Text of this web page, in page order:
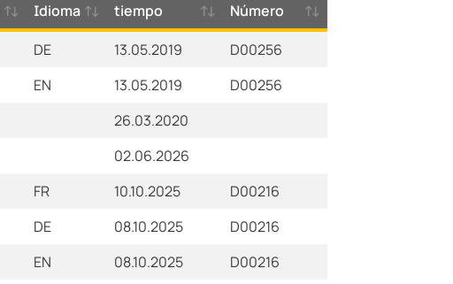
Idioma
tiempo
Número
DE 13.05.2019
D00256
EN 13.05.2019
D00256
26.03.2020
02.06.2026
FR 10.10.2025
D00216
DE 08.10.2025
D00216
EN 08.10.2025 D00216